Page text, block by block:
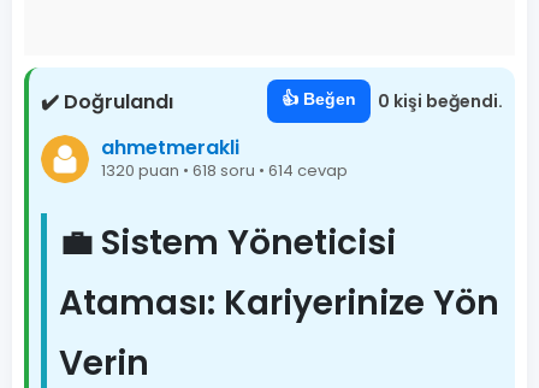
✔️ Doğrulandı 👍 Beğen 0 kişi beğendi.
ahmetmerakli
1320 puan • 618 soru • 614 cevap
💼 Sistem Yöneticisi
Ataması: Kariyerinize Yön
Verin